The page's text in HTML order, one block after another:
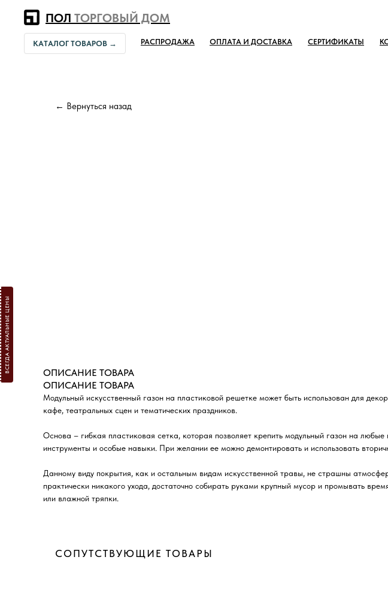
ВСЕГДА АКТУАЛЬНЫЕ ЦЕНЫ
ПОЛ ТОРГОВЫЙ ДОМ
РАСПРОДАЖА
КАТАЛОГ ТОВАРОВ → ОПЛАТА И ДОСТАВКА СЕРТИФИКАТЫ
← Вернуться назад
ОПИСАНИЕ ТОВАРА
ОПИСАНИЕ ТОВАРА
Модульный искусственный газон на пластиковой решетке может быть использован для
кафе, театральных сцен и тематических праздников.
Основа – гибкая пластиковая сетка, которая позволяет крепить модульный газон на
инструменты и особые навыки. При желании ее можно демонтировать и использовать
Данному виду покрытия, как и остальным видам искусственной травы, не страшны
практически никакого ухода, достаточно собирать руками крупный мусор и промывать
или влажной тряпки.
СОПУТСТВУЮЩИЕ ТОВАРЫ